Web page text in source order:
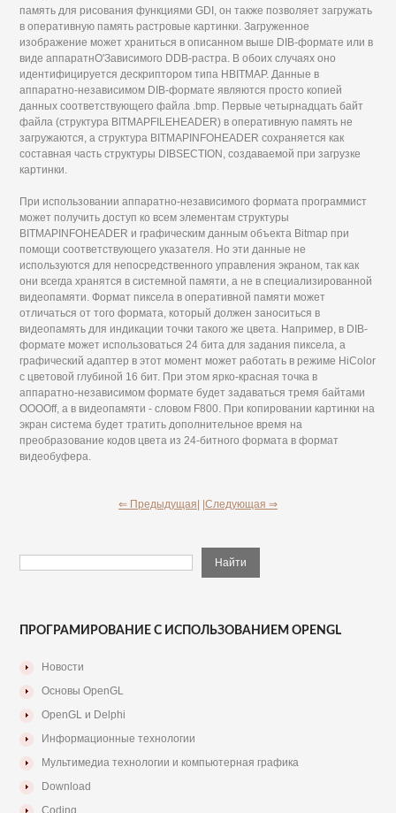
память для рисования функциями GDI, он также позволяет загружать
в оперативную память растровые картинки. Загруженное
изображение может храниться в описанном выше DIB-формате или в
виде аппаратнО'Зависимого DDB-растра. В обоих случаях оно
идентифицируется дескриптором типа HBITMAP. Данные в
аппаратно-независимом DIB-формате являются просто копией
данных соответствующего файла .bmp. Первые четырнадцать байт
файла (структура BITMAPFILEHEADER) в оперативную память не
загружаются, а структура BITMAPINFOHEADER сохраняется как
составная часть структуры DIBSECTION, создаваемой при загрузке
картинки.
При использовании аппаратно-независимого формата программист
может получить доступ ко всем элементам структуры
BITMAPINFOHEADER и графическим данным объекта Bitmap при
помощи соответствующего указателя. Но эти данные не
используются для непосредственного управления экраном, так как
они всегда хранятся в системной памяти, а не в специализированной
видеопамяти. Формат пиксела в оперативной памяти может
отличаться от того формата, который должен заноситься в
видеопамять для индикации точки такого же цвета. Например, в DIB-
формате может использоваться 24 бита для задания пиксела, а
графический адаптер в этот момент может работать в режиме HiColor
с цветовой глубиной 16 бит. При этом ярко-красная точка в
аппаратно-независимом формате будет задаваться тремя байтами
OOOOff, а в видеопамяти - словом F800. При копировании картинки на
экран система будет тратить дополнительное время на
преобразование кодов цвета из 24-битного формата в формат
видеобуфера.
⇐ Предыдущая| |Следующая ⇒
ПРОГРАМИРОВАНИЕ С ИСПОЛЬЗОВАНИЕМ OPENGL
Новости
Основы OpenGL
OpenGL и Delphi
Информационные технологии
Мультимедиа технологии и компьютерная графика
Download
Coding